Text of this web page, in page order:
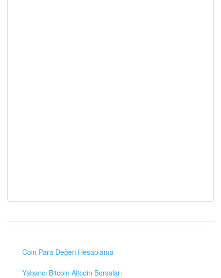
Coin Para Değeri Hesaplama
Yabancı Bitcoin Altcoin Borsaları